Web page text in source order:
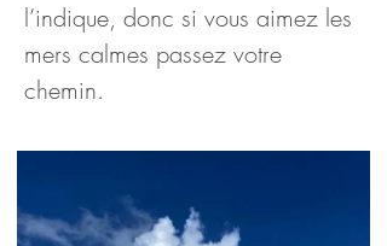
l’indique, donc si vous aimez les
mers calmes passez votre
chemin.